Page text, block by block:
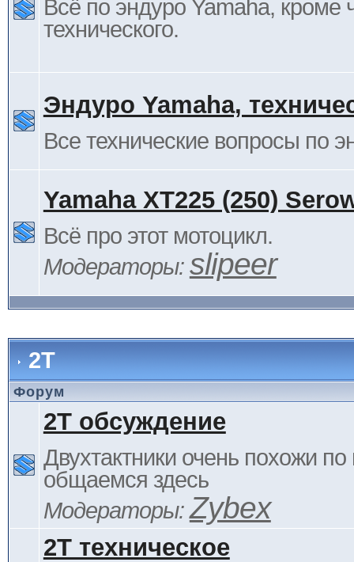
Всё по эндуро Yamaha, кроме
технического.
Эндуро Yamaha,
Все технические вопросы по
Yamaha XT225 (250)
Всё про этот мотоцикл.
Модераторы: slipeer
2Т
Форум
2Т обсуждение
Двухтактники очень похожи по
общаемся здесь
Модераторы:Zybex
2Т техническое